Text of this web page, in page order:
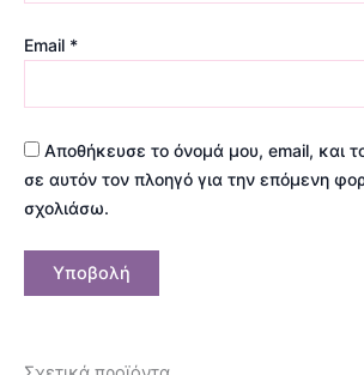
Email *
Αποθήκευσε το όνομά μου, email, και
σε αυτόν τον πλοηγό για την επόμενη
σχολιάσω.